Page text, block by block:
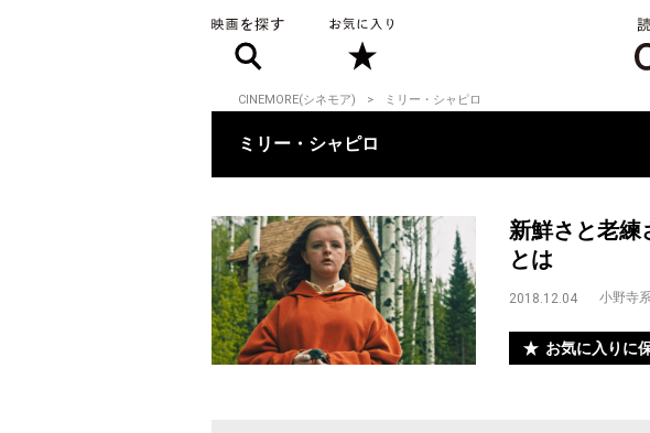
CINEMORE(シネモア) ミリー・シャピロ
ミリー・シャピロ
新鮮さと老練
とは
2018.12.04 小野寺
お気に入りに